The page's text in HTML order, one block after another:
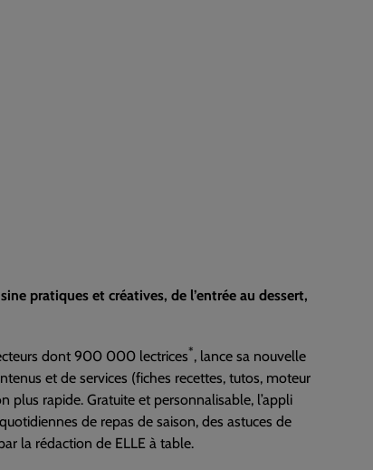
pratiques et créatives, de l’entrée au dessert,
dont 900 000 lectrices*, lance sa nouvelle
et de services (fiches recettes, tutos, moteur
plus rapide. Gratuite et personnalisable, l’appli
de repas de saison, des astuces de
la rédaction de ELLE à table.